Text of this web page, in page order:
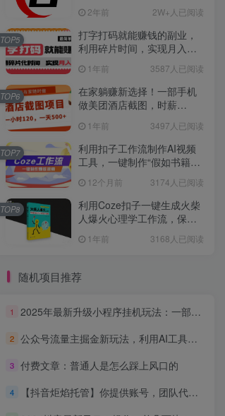
2年前 2W+人已阅读
打字打码就能赚钱的副业，
利用碎片时间，实现月入过
1年前 3587人已阅读
TOP5
在家躺赚新选择！一部手机
做美团酒店截图，时薪
1年前 3497人已阅读
TOP6
利用扣子工作流制作AI视频
工具，一键制作“假如书籍会
12个月前 3174人已阅读
TOP7
利用Coze扣子一键生成火柴
人爆火心理学工作流，保姆
1年前 3168人已阅读
TOP8
随机项目推荐
1 2025年最新升级小程序挂机玩法：一部手机实现财富自由
2 公众号流量主掘金新玩法，利用AI工具发布爆文，小白也能篇篇10W+文章，…
3 付费文章：普通人是怎么踩上风口的
4 【抖音炬焰托管】你提供账号，团队代运营发视频，单号月入1k+【揭秘】